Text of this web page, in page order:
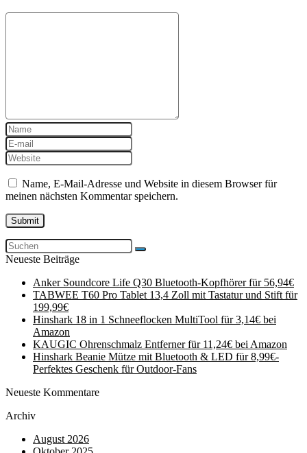
Name, E-Mail-Adresse und Website in diesem Browser für
meinen nächsten Kommentar speichern.
Neueste Beiträge
Anker Soundcore Life Q30 Bluetooth-Kopfhörer für 56,94€
TABWEE T60 Pro Tablet 13,4 Zoll mit Tastatur und Stift für
199,99€
Hinshark 18 in 1 Schneeflocken MultiTool für 3,14€ bei
Amazon
KAUGIC Ohrenschmalz Entferner für 11,24€ bei Amazon
Hinshark Beanie Mütze mit Bluetooth & LED für 8,99€-
Perfektes Geschenk für Outdoor-Fans
Neueste Kommentare
Archiv
August 2026